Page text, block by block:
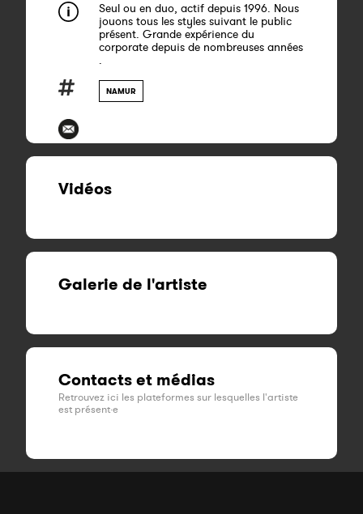
Seul ou en duo, actif depuis 1996. Nous
jouons tous les styles suivant le public
présent. Grande expérience du
corporate depuis de nombreuses années
.
NAMUR
Vidéos
Galerie de l'artiste
Contacts et médias
Retrouvez ici les plateformes sur lesquelles l'artiste
est présent·e